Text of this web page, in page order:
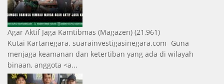
Agar Aktif Jaga Kamtibmas (Magazen) (21,961)
Kutai Kartanegara. suarainvestigasinegara.com- Guna
menjaga keamanan dan ketertiban yang ada di wilayah
binaan, anggota <a...